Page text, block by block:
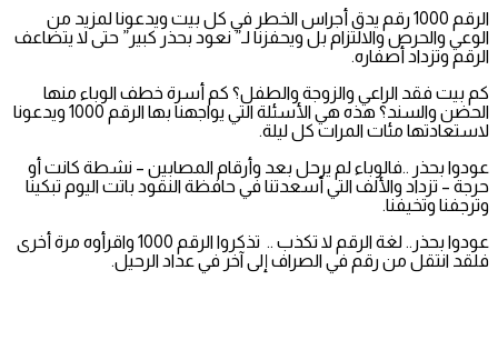
الرقم 1000 رقم يدق أجراس الخطر في كل بيت ويدعونا لمزيد من
الوعي والحرص والالتزام بل ويحفزنا لـ” نعود بحذر كبير” حتى لا يتضاعف
الرقم وتزداد أصفاره.
كم بيت فقد الراعي والزوجة والطفل؟ كم أسرة خطف الوباء منها
الحضن والسند؟ هذه هي الأسئلة التي يواجهنا بها الرقم 1000 ويدعونا
لاستعادتها مئات المرات كل ليلة.
عودوا بحذر ..فالوباء لم يرحل بعد وأرقام المصابين – نشطة كانت أو
حرجة – تزداد والألف التي أسعدتنا في حافظة النقود باتت اليوم تبكينا
وترجفنا وتخيفنا.
عودوا بحذر.. لغة الرقم لا تكذب .. تذكروا الرقم 1000 واقرأوه مرة أخرى
فلقد انتقل من رقم في الصراف إلى آخر في عداد الرحيل.